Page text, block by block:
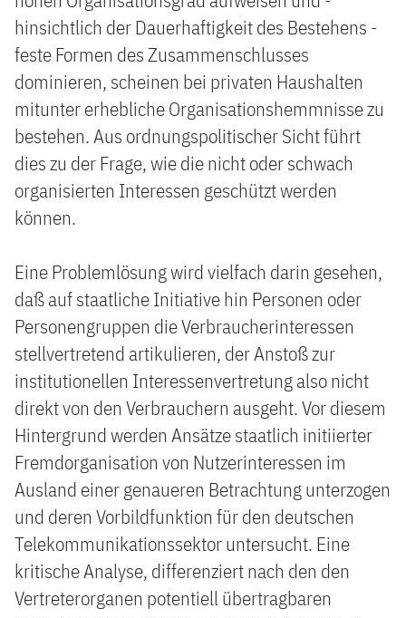
hinsichtlich der Dauerhaftigkeit des Bestehens -
feste Formen des Zusammenschlusses
dominieren, scheinen bei privaten Haushalten
mitunter erhebliche Organisationshemmnisse zu
bestehen. Aus ordnungspolitischer Sicht führt
dies zu der Frage, wie die nicht oder schwach
organisierten Interessen geschützt werden
können.
Eine Problemlösung wird vielfach darin gesehen,
daß auf staatliche Initiative hin Personen oder
Personengruppen die Verbraucherinteressen
stellvertretend artikulieren, der Anstoß zur
institutionellen Interessenvertretung also nicht
direkt von den Verbrauchern ausgeht. Vor diesem
Hintergrund werden Ansätze staatlich initiierter
Fremdorganisation von Nutzerinteressen im
Ausland einer genaueren Betrachtung unterzogen
und deren Vorbildfunktion für den deutschen
Telekommunikationssektor untersucht. Eine
kritische Analyse, differenziert nach den den
Vertreterorganen potentiell übertragbaren